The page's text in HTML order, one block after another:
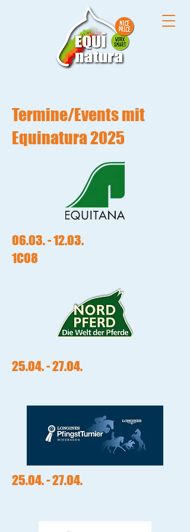
Termine/Events mit
Equinatura 2025
06.03. - 12.03.
1C08
25.04. - 27.04.
25.04. - 27.04.